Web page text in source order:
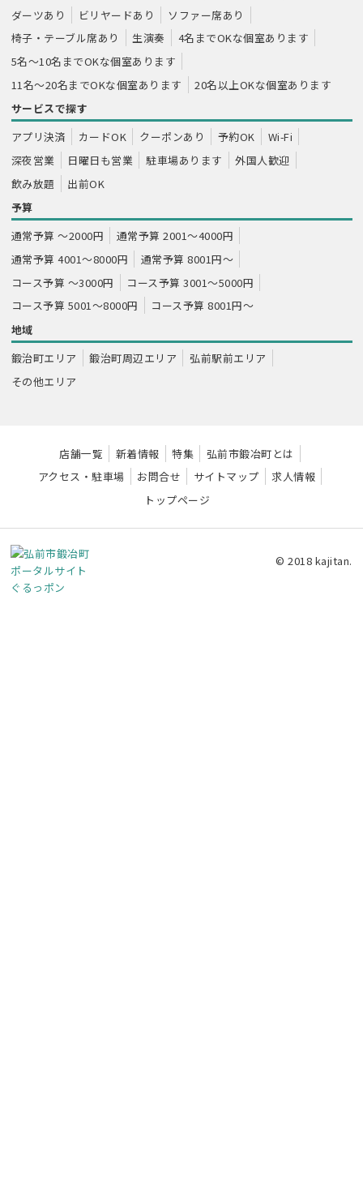
ダーツあり
ビリヤードあり
ソファー席あり
椅子・テーブル席あり
生演奏
4名までOKな個室あります
5名～10名までOKな個室あります
11名～20名までOKな個室あります
20名以上OKな個室あります
サービスで探す
アプリ決済
カードOK クーポンあり 予約OK
Wi-Fi
深夜営業
日曜日も営業 駐車場あります
外国人歓迎
飲み放題
出前OK
予算
通常予算 ～2000円
通常予算 2001～4000円
通常予算 4001～8000円
通常予算 8001円～
コース予算 ～3000円
コース予算 3001～5000円
コース予算 5001～8000円
コース予算 8001円～
地域
鍛治町エリア
鍛治町周辺エリア
弘前駅前エリア
その他エリア
店舗一覧 新着情報 特集
弘前市鍛冶町とは
アクセス・駐車場
お問合せ サイトマップ
求人情報
トップページ
© 2018 kajitan.